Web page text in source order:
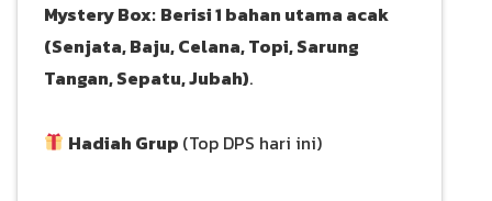
Mystery Box: Berisi 1 bahan utama acak
(Senjata, Baju, Celana, Topi, Sarung
Tangan, Sepatu, Jubah).
Hadiah Grup (Top DPS hari ini)